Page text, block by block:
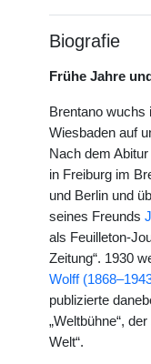
Biografie
Frühe Jahre
Brentano wuchs
Wiesbaden auf
Nach dem
in Freiburg im
und Berlin und
seines Freunds
als Feuilleton-
Zeitung“. 1930
Wolff
publizierte
„Weltbühne“,
Welt“.